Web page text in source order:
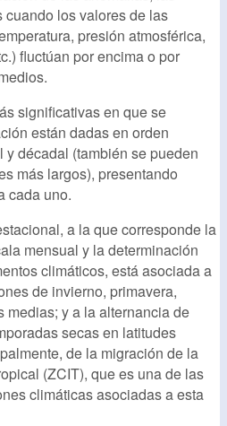
los valores de las
presión atmosférica,
fluctúan por encima o por
significativas en que se
están dadas en orden
décadal (también se pueden
más largos), presentando
cada uno.
a la que corresponde la
mensual y la determinación
climáticos, está asociada a
de invierno, primavera,
medias; y a la alternancia de
secas en latitudes
de la migración de la
(ZCIT), que es una de las
climáticas asociadas a esta